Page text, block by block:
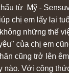
từ Mỹ -
chị em lấy lại
những thế
của chị em
cũng trở lên
nào. Với công